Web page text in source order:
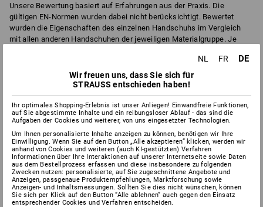
Unsere Bewertung basiert auf Erfahrungen aus der Praxis. Die
gültigen EN-Normen wurden dabei nicht berücksichtigt. Bewertet
wurden die Eigenschaften des einzelnen Handschuhs im Vergleich
mit allen anderen Handschuhen der jeweiligen Materialgruppe. Je
: Die Bewertung stellt keine rechtlich bindende Aussage über
die tatsächliche Einsatzeignung dar. Bitte beachten Sie hierfür die
jeweiligenEN-Normen mit Prüfkennzifferder einzelnen Handschuhe
hier im Text der Detailansicht.
ABRIEB 6 ATMUNGSAKTIVITÄT 6
CHEMIE-SCHUTZ 0 KÄLTE
NL FR DE
Wir freuen uns, dass Sie sich für
STRAUSS entschieden haben!
Ihr optimales Shopping-Erlebnis ist unser Anliegen! Einwandfreie Funktionen,
auf Sie abgestimmte Inhalte und ein reibungsloser Ablauf - das sind die
Aufgaben der Cookies und weiterer, von uns eingesetzter Technologien.
Um Ihnen personalisierte Inhalte anzeigen zu können, benötigen wir Ihre
Einwilligung. Wenn Sie auf den Button „Alle akzeptieren“ klicken, werden wir
anhand von Cookies und weiteren (auch KI-gestützten) Verfahren
Informationen über Ihre Interaktionen auf unserer Internetseite sowie Daten
aus dem Bestellprozess erfassen und diese insbesondere zu folgenden
Zwecken nutzen: personalisierte, auf Sie zugeschnittene Angebote und
Anzeigen, passgenaue Produktempfehlungen, Marktforschung sowie
Anzeigen- und Inhaltsmessungen. Sollten Sie dies nicht wünschen, können
Sie sich per Klick auf den Button “Alle ablehnen” auch gegen den Einsatz
entsprechender Cookies und Verfahren entscheiden.